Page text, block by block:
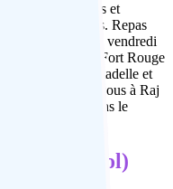
représentants et
horaires réguliers. Repas
: la mosquée du vendredi
on se rend au Fort Rouge
palais, citadelle et
arrêtez-vous à Raj
vous dans le
Delhi.
(Vol)